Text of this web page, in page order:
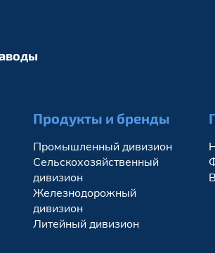
Продукты и бренды
Промышленный дивизион
Сельскохозяйственный
дивизион
Железнодорожный
дивизион
Литейный дивизион